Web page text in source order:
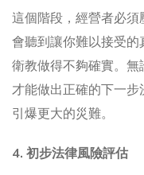
這個階段，經營者必
會聽到讓你難以接受
衛教做得不夠確實。無
才能做出正確的下一
引爆更大的災難。
4. 初步法律風險評估